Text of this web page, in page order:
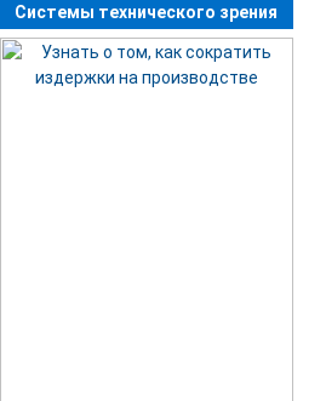
Системы технического зрения